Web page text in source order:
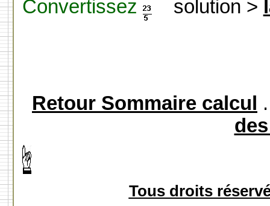
Convertissez
solution >
Retour Sommaire calcul
Tous droits